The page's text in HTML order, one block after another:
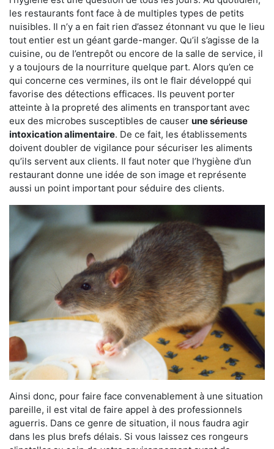
les restaurants font face à de multiples types de petits
nuisibles. Il n’y a en fait rien d’assez étonnant vu que le lieu
tout entier est un géant garde-manger. Qu’il s’agisse de la
cuisine, ou de l’entrepôt ou encore de la salle de service, il
y a toujours de la nourriture quelque part. Alors qu’en ce
qui concerne ces vermines, ils ont le flair développé qui
favorise des détections efficaces. Ils peuvent porter
atteinte à la propreté des aliments en transportant avec
eux des microbes susceptibles de causer une sérieuse
intoxication alimentaire. De ce fait, les établissements
doivent doubler de vigilance pour sécuriser les aliments
qu’ils servent aux clients. Il faut noter que l’hygiène d’un
restaurant donne une idée de son image et représente
aussi un point important pour séduire des clients.
Ainsi donc, pour faire face convenablement à une situation
pareille, il est vital de faire appel à des professionnels
aguerris. Dans ce genre de situation, il nous faudra agir
dans les plus brefs délais. Si vous laissez ces rongeurs